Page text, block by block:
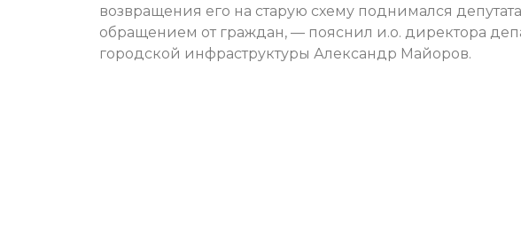
возвращения его на старую схему поднимался
обращением от граждан, — пояснил и.о. директора
городской инфраструктуры Александр Майоров.